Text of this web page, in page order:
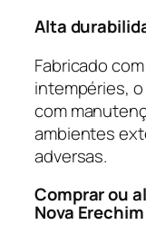
Alta
Fabricado
intempéries,
com
ambientes
adversas.
Comprar ou
Nova Erechim